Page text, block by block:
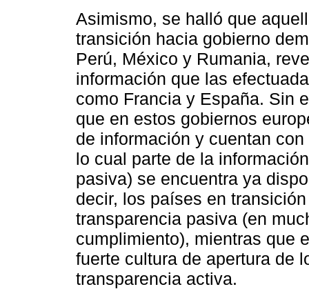
Asimismo, se halló que
transición hacia gobierno
Perú, México y Rumania,
información que las
como Francia y España. Sin
que en estos gobiernos
de información y cuentan
lo cual parte de la
pasiva) se encuentra ya
decir, los países en
transparencia pasiva (en
cumplimiento), mientras que
fuerte cultura de apertura de
transparencia activa.